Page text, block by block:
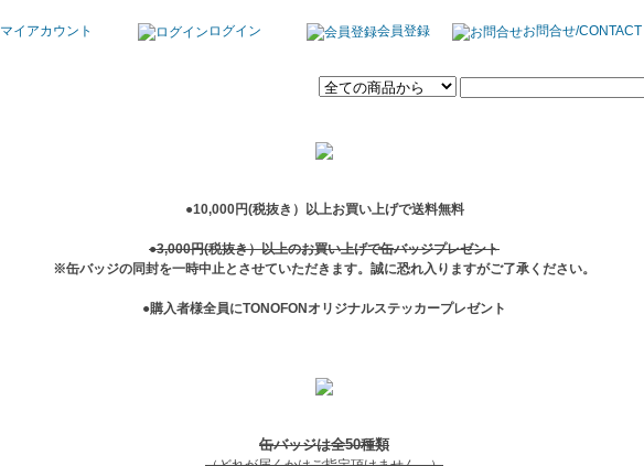
マイアカウント ログイン 会員登録
お問合せ/CONTACT
●10,000円(税抜き）以上お買い上げで送料無料
●3,000円(税抜き）以上のお買い上げで缶バッジプレゼント
※缶バッジの同封を一時中止とさせていただきます。誠に恐れ入りますがご了承ください。
●購入者様全員にTONOFONオリジナルステッカープレゼント
缶バッジは全50種類